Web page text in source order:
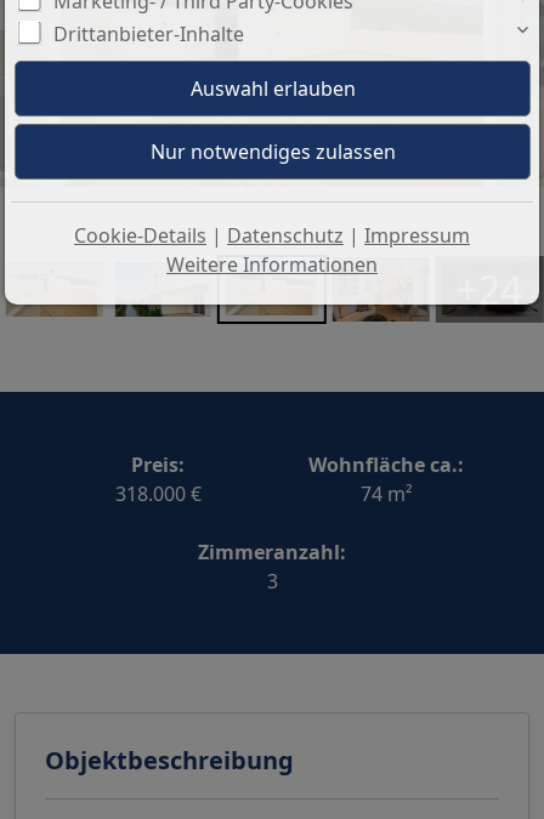
Preis:
318.000 €
Wohnfläche ca.:
74 m²
Zimmeranzahl:
3
Objektbeschreibung
Drittanbieter-Inhalte
Cookie-Details | Datenschutz | Impressum
Weitere Informationen